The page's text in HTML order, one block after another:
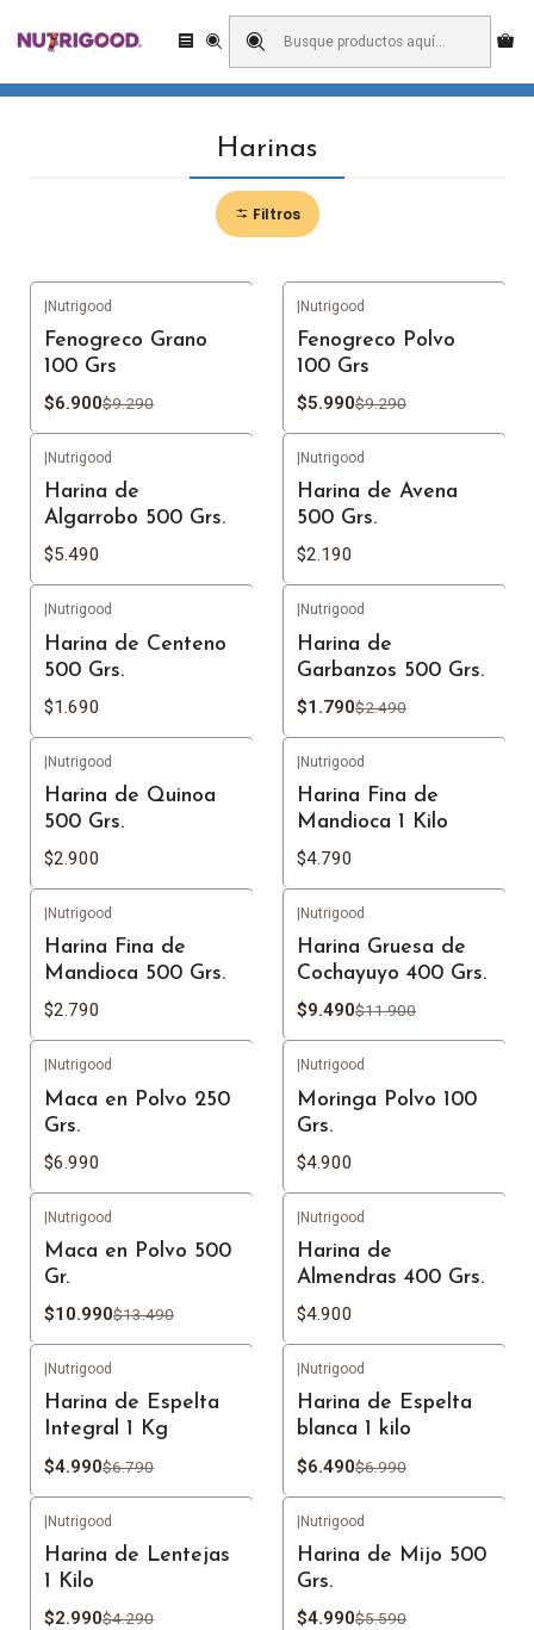
Inicio Harinas
Harinas
Filtros
|Nutrigood
Fenogreco Grano
100 Grs
$6.900$9.290
|Nutrigood
Fenogreco Polvo
100 Grs
$5.990$9.290
Nutrigood
Harina de
Algarrobo 500 Grs.
$5.490
Nutrigood
Harina de Avena
500 Grs.
$2.190
Nutrigood
Harina de Centeno
500 Grs.
$1.690
Nutrigood
Harina de
Garbanzos 500 Grs.
$1.790$2.490
|Nutrigood
Harina de Quinoa
500 Grs.
$2.900
|Nutrigood
Harina Fina de
Mandioca 1 Kilo
$4.790
Nutrigood
Harina Fina de
Mandioca 500 Grs.
$2.790
Nutrigood
Harina Gruesa de
Cochayuyo 400 Grs.
$9.490$11.900
Nutrigood
Maca en Polvo 250
Grs.
$6.990
Nutrigood
Moringa Polvo 100
Grs.
$4.900
|Nutrigood
Maca en Polvo 500
Gr.
$10.990$13.490
|Nutrigood
Harina de
Almendras 400 Grs.
$4.900
Agotado
Nutrigood
Harina de Espelta
Integral 1 Kg
$4.990$6.790
Nutrigood
Harina de Espelta
blanca 1 kilo
$6.490$6.990
|Nutrigood
Harina de Lentejas
1 Kilo
$2.990$4.290
|Nutrigood
Harina de Mijo 500
Grs.
$4.990$5.590